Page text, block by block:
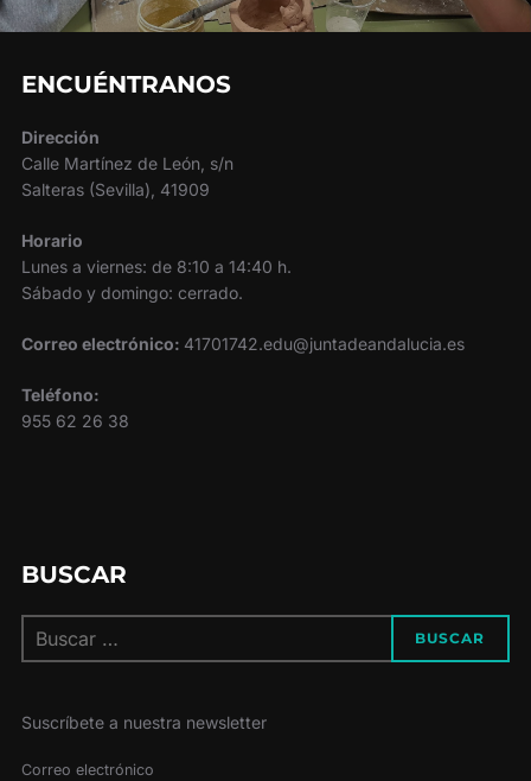
ENCUÉNTRANOS
Dirección
Calle Martínez de León, s/n
Salteras (Sevilla), 41909
Horario
Lunes a viernes: de 8:10 a 14:40 h.
Sábado y domingo: cerrado.
Correo electrónico: 41701742.edu@juntadeandalucia.es
Teléfono:
955 62 26 38
BUSCAR
BUSCAR
Suscríbete a nuestra newsletter
Correo electrónico